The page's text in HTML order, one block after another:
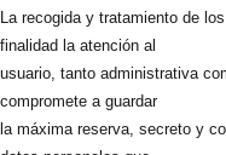
La recogida y tratamiento de
finalidad la atención al
usuario, tanto administrativa
compromete a guardar
la máxima reserva, secreto y